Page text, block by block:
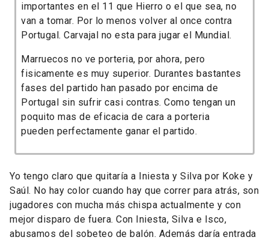
importantes en el 11 que Hierro o el que sea, no
van a tomar. Por lo menos volver al once contra
Portugal. Carvajal no esta para jugar el Mundial.
Marruecos no ve porteria, por ahora, pero
fisicamente es muy superior. Durantes bastantes
fases del partido han pasado por encima de
Portugal sin sufrir casi contras. Como tengan un
poquito mas de eficacia de cara a porteria
pueden perfectamente ganar el partido.
Yo tengo claro que quitaría a Iniesta y Silva por Koke y
Saúl. No hay color cuando hay que correr para atrás, son
jugadores con mucha más chispa actualmente y con
mejor disparo de fuera. Con Iniesta, Silva e Isco,
abusamos del sobeteo de balón. Además daría entrada